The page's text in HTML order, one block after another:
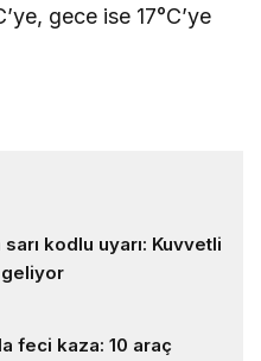
gece ise 17°C’ye
kodlu uyarı: Kuvvetli
geliyor
feci kaza: 10 araç